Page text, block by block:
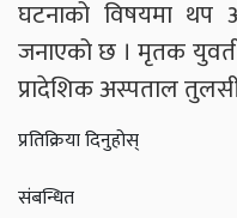
घटनाको विषयमा थप
जनाएको छ । मृतक
प्रादेशिक अस्पताल
प्रतिक्रिया दिनुहोस्
संबन्धित